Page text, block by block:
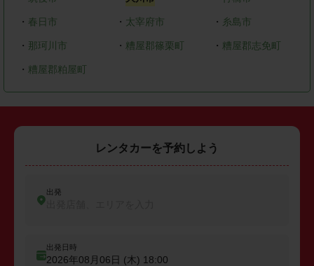
・ 春日市 ・ 太宰府市 ・ 糸島市
・ 那珂川市 ・ 糟屋郡篠栗町 ・ 糟屋郡志免町
・ 糟屋郡粕屋町
レンタカーを予約しよう
出発
出発日時
2026年08月06日 (木) 18:00